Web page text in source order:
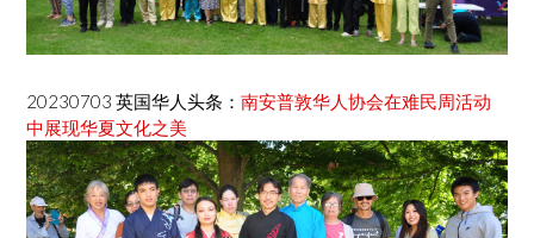
20230703 英国华人头条： 南安普敦华人协会在难民周活动
中展现华夏文化之美